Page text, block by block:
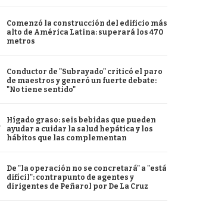
segundos
Comenzó la construcción del edificio más
alto de América Latina: superará los 470
metros
Conductor de "Subrayado" criticó el paro
de maestros y generó un fuerte debate:
"No tiene sentido"
Hígado graso: seis bebidas que pueden
ayudar a cuidar la salud hepática y los
hábitos que las complementan
De "la operación no se concretará" a "está
difícil": contrapunto de agentes y
dirigentes de Peñarol por De La Cruz